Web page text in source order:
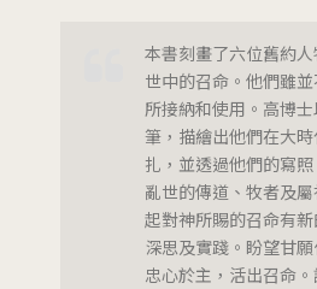
本書刻畫了六位舊約
世中的召命。他們雖
所接納和使用。高博
筆，描繪出他們在大
扎，並透過他們的寫
亂世的傳道、牧者及
起對神所賜的召命有
深思及實踐。盼望甘
忠心於主，活出召命